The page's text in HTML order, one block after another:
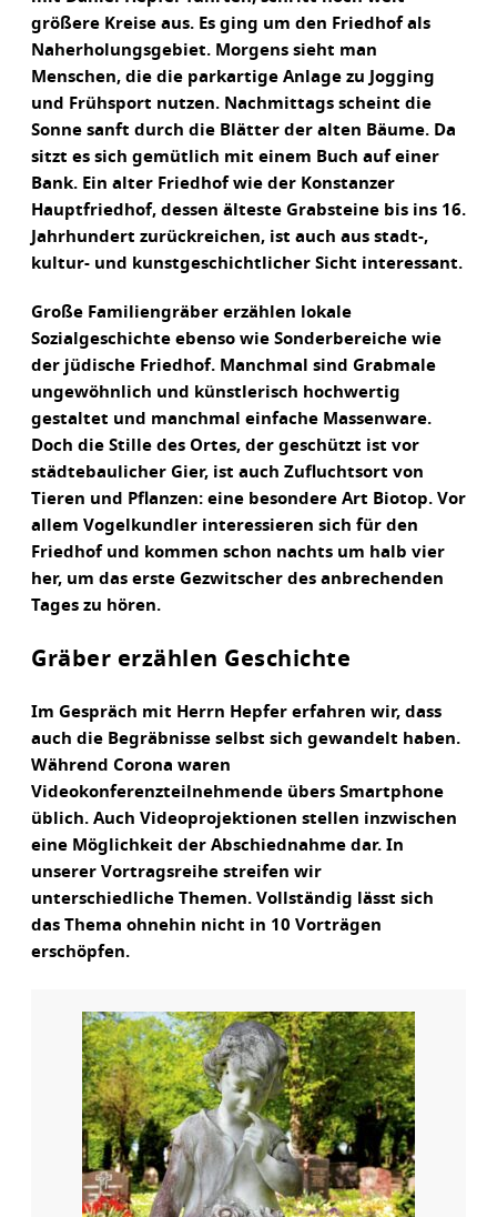
größere Kreise aus. Es ging um den Friedhof als
Naherholungsgebiet. Morgens sieht man
Menschen, die die parkartige Anlage zu Jogging
und Frühsport nutzen. Nachmittags scheint die
Sonne sanft durch die Blätter der alten Bäume. Da
sitzt es sich gemütlich mit einem Buch auf einer
Bank. Ein alter Friedhof wie der Konstanzer
Hauptfriedhof, dessen älteste Grabsteine bis ins 16.
Jahrhundert zurückreichen, ist auch aus stadt-,
kultur- und kunstgeschichtlicher Sicht interessant.
Große Familiengräber erzählen lokale
Sozialgeschichte ebenso wie Sonderbereiche wie
der jüdische Friedhof. Manchmal sind Grabmale
ungewöhnlich und künstlerisch hochwertig
gestaltet und manchmal einfache Massenware.
Doch die Stille des Ortes, der geschützt ist vor
städtebaulicher Gier, ist auch Zufluchtsort von
Tieren und Pflanzen: eine besondere Art Biotop. Vor
allem Vogelkundler interessieren sich für den
Friedhof und kommen schon nachts um halb vier
her, um das erste Gezwitscher des anbrechenden
Tages zu hören.
Gräber erzählen Geschichte
Im Gespräch mit Herrn Hepfer erfahren wir, dass
auch die Begräbnisse selbst sich gewandelt haben.
Während Corona waren
Videokonferenzteilnehmende übers Smartphone
üblich. Auch Videoprojektionen stellen inzwischen
eine Möglichkeit der Abschiednahme dar. In
unserer Vortragsreihe streifen wir
unterschiedliche Themen. Vollständig lässt sich
das Thema ohnehin nicht in 10 Vorträgen
erschöpfen.